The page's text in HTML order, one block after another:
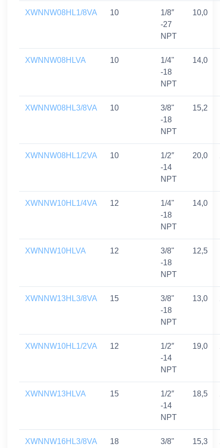
XWNNW08HL1/8VA 10
1/8″
-27
NPT
10,0
XWNNW08HLVA 10
1/4"
-18
NPT
14,0
XWNNW08HL3/8VA 10
3/8"
-18
NPT
15,2
XWNNW08HL1/2VA 10
1/2″
-14
NPT
20,0
XWNNW10HL1/4VA 12
1/4"
-18
NPT
14,0
XWNNW10HLVA 12
3/8"
-18
NPT
12,5
XWNNW13HL3/8VA 15
3/8"
-18
NPT
13,0
XWNNW10HL1/2VA 12
1/2″
-14
NPT
19,0
XWNNW13HLVA 15
1/2″
-14
NPT
18,5
XWNNW16HL3/8VA 18
3/8"
15,3